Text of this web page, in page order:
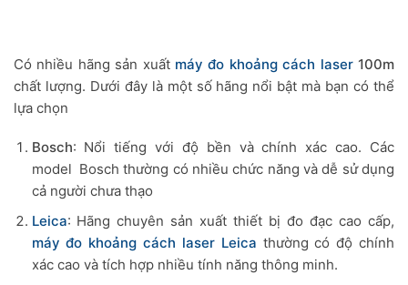
Có nhiều hãng sản xuất máy đo khoảng cách laser100m
chất lượng. Dưới đây là một số hãng nổi bật mà bạn có thể
lựa chọn
Bosch: Nổi tiếng với độ bền và chính xác cao. Các
model Bosch thường có nhiều chức năng và dễ sử dụng
cả người chưa thạo
Leica: Hãng chuyên sản xuất thiết bị đo đạc cao cấp,
máy đo khoảng cách laser Leica thường có độ chính
xác cao và tích hợp nhiều tính năng thông minh.